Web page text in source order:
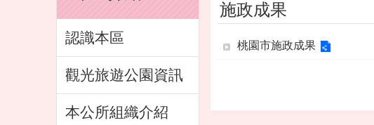
認識本區
觀光旅遊公園資訊
本公所組織介紹
施政成果
桃園市施政成果